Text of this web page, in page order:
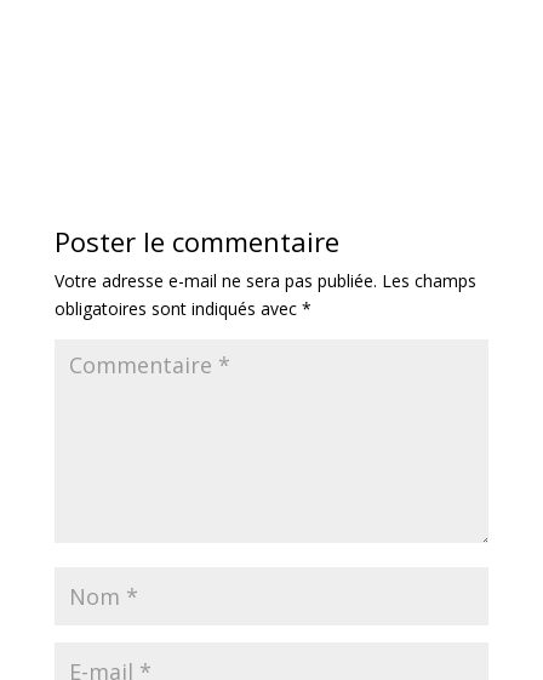
Poster le commentaire
Votre adresse e-mail ne sera pas publiée. Les champs
obligatoires sont indiqués avec *